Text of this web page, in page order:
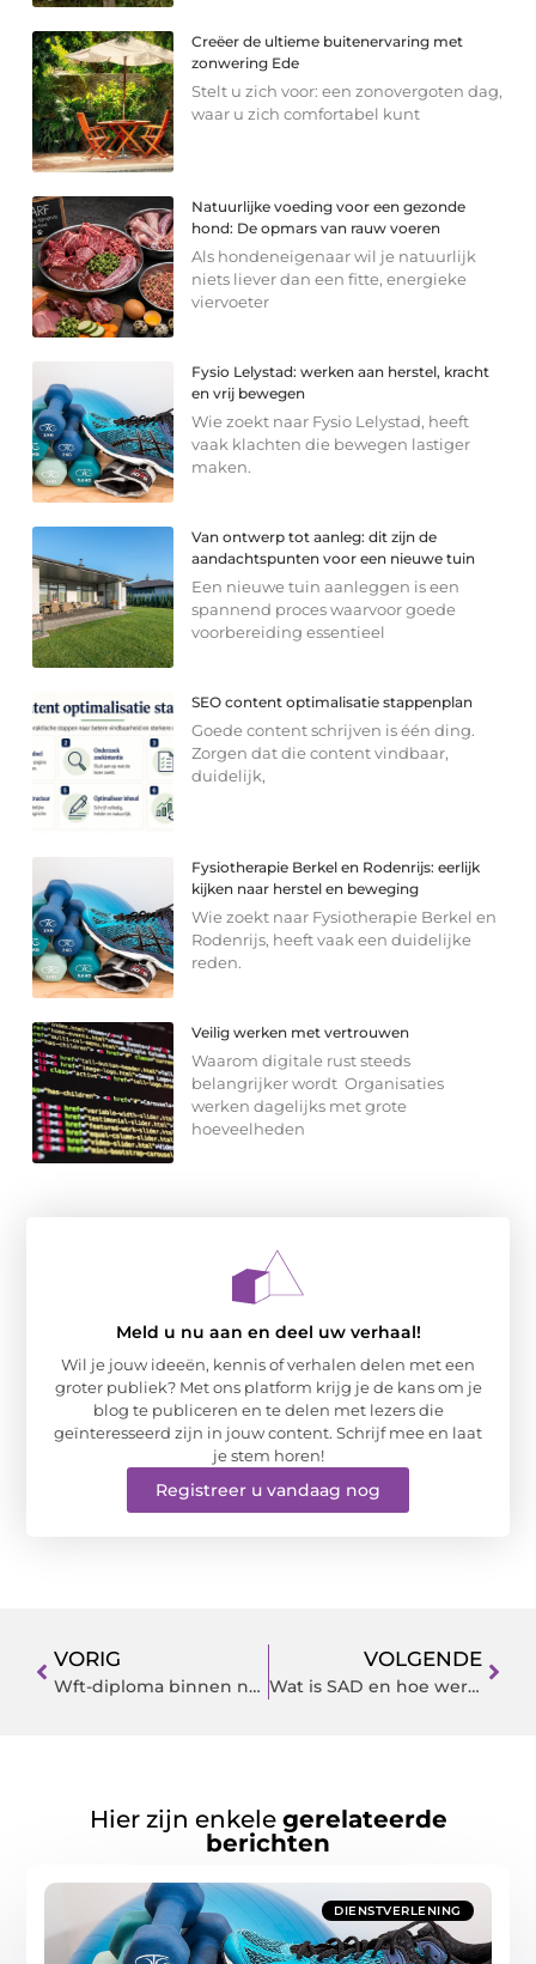
Creëer de ultieme buitenervaring met
zonwering Ede
Stelt u zich voor: een zonovergoten dag,
waar u zich comfortabel kunt
Natuurlijke voeding voor een gezonde
hond: De opmars van rauw voeren
Als hondeneigenaar wil je natuurlijk
niets liever dan een fitte, energieke
viervoeter
Fysio Lelystad: werken aan herstel, kracht
en vrij bewegen
Wie zoekt naar Fysio Lelystad, heeft
vaak klachten die bewegen lastiger
maken.
Van ontwerp tot aanleg: dit zijn de
aandachtspunten voor een nieuwe tuin
Een nieuwe tuin aanleggen is een
spannend proces waarvoor goede
voorbereiding essentieel
SEO content optimalisatie stappenplan
Goede content schrijven is één ding.
Zorgen dat die content vindbaar,
duidelijk,
Fysiotherapie Berkel en Rodenrijs: eerlijk
kijken naar herstel en beweging
Wie zoekt naar Fysiotherapie Berkel en
Rodenrijs, heeft vaak een duidelijke
reden.
Veilig werken met vertrouwen
Waarom digitale rust steeds
belangrijker wordt Organisaties
werken dagelijks met grote
hoeveelheden
Meld u nu aan en deel uw verhaal!
Wil je jouw ideeën, kennis of verhalen delen met een
groter publiek? Met ons platform krijg je de kans om je
blog te publiceren en te delen met lezers die
geïnteresseerd zijn in jouw content. Schrijf mee en laat
je stem horen!
Registreer u vandaag nog
VORIG
Wft-diploma binnen no-time behalen? Kies voor Financieel Hoffelijk
VOLGENDE
Wat is SAD en hoe werken daglichtlampen? Slaapwijsheid zocht het voor je uit!
Hier zijn enkele gerelateerde
berichten
DIENSTVERLENING